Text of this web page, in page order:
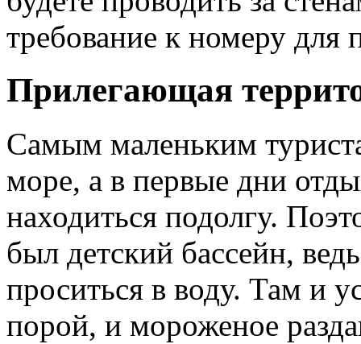
требование к номеру для
Прилегающая
Самым маленьким
море, а в первые дни
находиться подолгу.
был детский бассейн,
проситься в воду. Там и
порой, и мороженое